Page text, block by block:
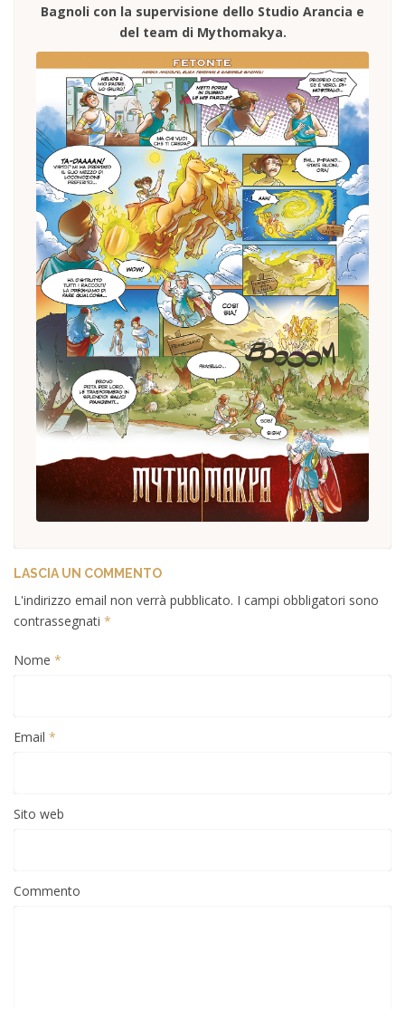
Bagnoli con la supervisione dello Studio Arancia e
del team di Mythomakya.
LASCIA UN COMMENTO
L'indirizzo email non verrà pubblicato. I campi obbligatori sono
contrassegnati *
Nome *
Email *
Sito web
Commento